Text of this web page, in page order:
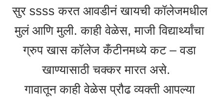
सुर ssss करत आवडीनं खायची कॉलेजमधील
मुलं आणि मुली. काही वेळेस, माजी विद्यार्थ्यांचा
ग्रुप खास कॉलेज कँटीनमध्ये कट – वडा
खाण्यासाठी चक्कर मारत असे.
गावातून काही वेळेस प्रौढ व्यक्ती आपल्या